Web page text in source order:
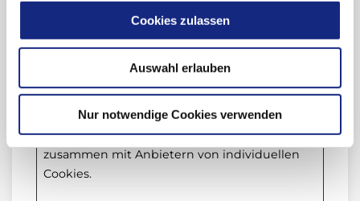
Cookies zulassen
Auswahl erlauben
Nur notwendige Cookies verwenden
aktuellen
Domäne.
Nicht klassifizierte Cookies sind Cookies, die
wir gerade versuchen zu klassifizieren,
zusammen mit Anbietern von individuellen
Cookies.